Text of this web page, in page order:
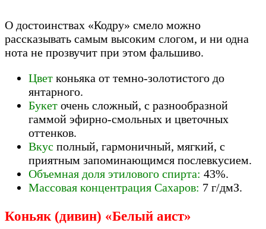
О достоинствах «Кодру» смело можно
рассказывать самым высоким слогом, и ни одна
нота не прозвучит при этом фальшиво.
Цвет коньяка от темно-золотистого до
янтарного.
Букет очень сложный, с разнообразной
гаммой эфирно-смольных и цветочных
оттенков.
Вкус полный, гармоничный, мягкий, с
приятным запоминающимся послевкусием.
Объемная доля этилового спирта: 43%.
Массовая концентрация Сахаров: 7 г/дмЗ.
Коньяк (дивин) «Белый аист»